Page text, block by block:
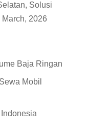
Solusi
March, 2026
Baja Ringan
Mobil